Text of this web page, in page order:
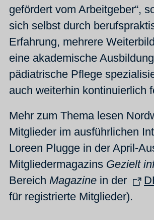
gefördert vom Arbeitgeber“,
sich selbst durch
Erfahrung, mehrere
eine akademische
pädiatrische Pflege
auch weiterhin kontinuierlich
Mehr zum Thema lesen
Mitglieder im ausführlichen
Loreen Plugge in der April-
Mitgliedermagazins Gezielt
Bereich Magazine in der
für registrierte Mitglieder).